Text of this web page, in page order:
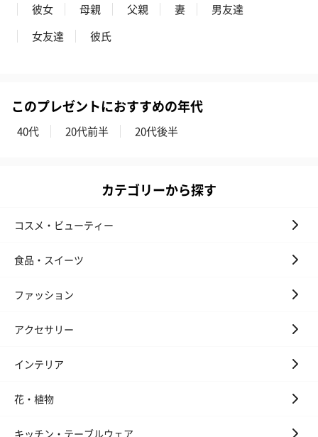
花束ハンドタオル（ピ
ンク）（1,760円）
キャンドル・お香
キャンドル・お香を同梱してお届けいたします。
ンセンススティック
（GRAPE
お酒を同梱してお届けいたします。
彼女
母親 父親 妻
男友達
女友達
彼氏
このプレゼントにおすすめの年代
40代 20代前半 20代後半
カテゴリーから探す
コスメ・ビューティー
食品・スイーツ
ファッション
アクセサリー
インテリア
花・植物
キッチン・テーブルウェア